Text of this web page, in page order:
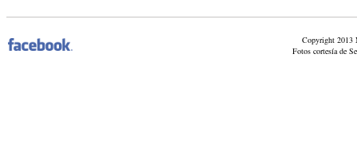
Copyright 2013
Fotos cortesía de